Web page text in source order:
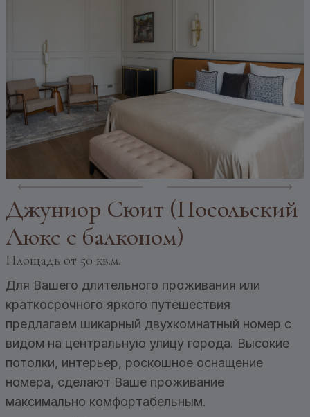
Джуниор Сюит (Посольский
Люкс с балконом)
Площадь от 50 кв.м.
Для Вашего длительного проживания или
краткосрочного яркого путешествия
предлагаем шикарный двухкомнатный номер с
видом на центральную улицу города. Высокие
потолки, интерьер, роскошное оснащение
номера, сделают Ваше проживание
максимально комфортабельным.